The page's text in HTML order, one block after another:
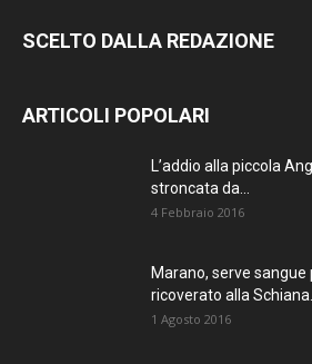
SCELTO DALLA REDAZIONE
ARTICOLI POPOLARI
L’addio alla piccola
stroncata da...
4 Febbraio 2016
Marano, serve
ricoverato alla Schiana.
1 Agosto 2016
SEMPRE
METTI UN
MI PIACE!
TERRANOSTRA
SU FACEBOOK